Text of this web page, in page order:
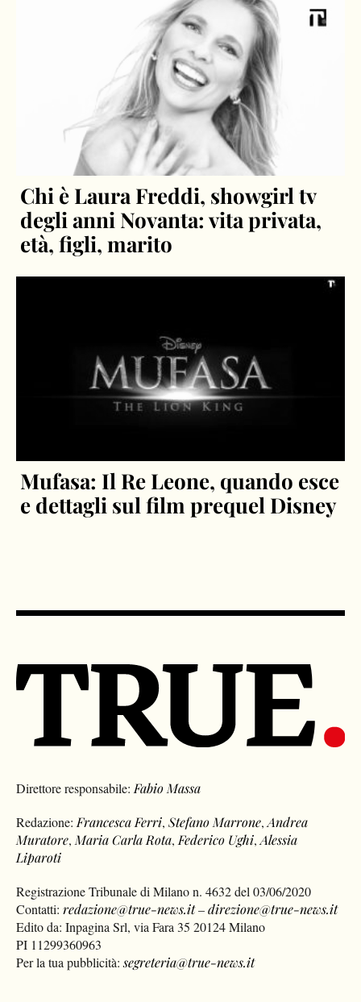
Chi è Laura Freddi, showgirl tv
degli anni Novanta: vita privata,
età, figli, marito
Mufasa: Il Re Leone, quando esce
e dettagli sul film prequel Disney
Direttore responsabile: Fabio Massa
Redazione: Francesca Ferri,Stefano Marrone,Andrea
Muratore, Maria Carla Rota, Federico Ughi,Alessia
Liparoti
Registrazione Tribunale di Milano n. 4632 del 03/06/2020
Contatti:redazione@true-news.it–direzione@true-news.it
Edito da: Inpagina Srl, via Fara 35 20124 Milano
PI 11299360963
Per la tua pubblicità:segreteria@true-news.it